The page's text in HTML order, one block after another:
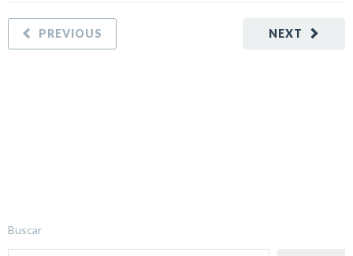
NEXT
PREVIOUS
Buscar